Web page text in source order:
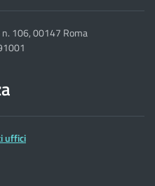
106, 00147 Roma
uffici